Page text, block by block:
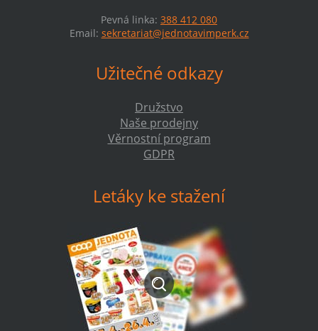
Pevná linka: 388 412 080
Email: sekretariat@jednotavimperk.cz
Užitečné odkazy
Družstvo
Naše prodejny
Věrnostní program
GDPR
Letáky ke stažení